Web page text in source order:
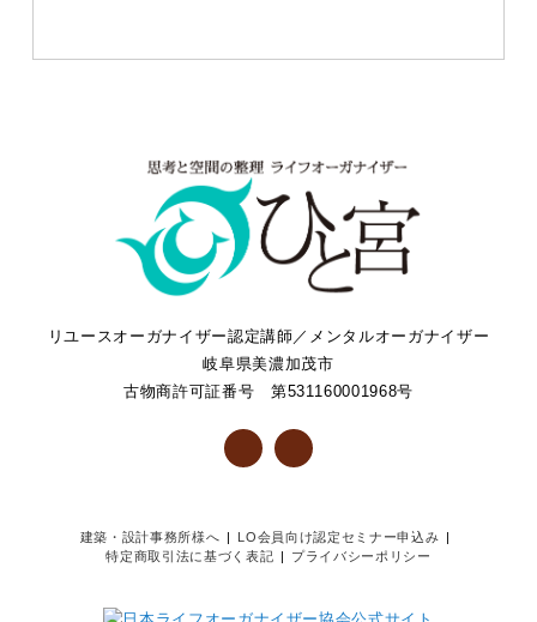
リユースオーガナイザー認定講師／メンタルオーガナイザー
岐阜県美濃加茂市
古物商許可証番号 第531160001968号
建築・設計事務所様へ
LO会員向け認定セミナー申込み
特定商取引法に基づく表記
プライバシーポリシー